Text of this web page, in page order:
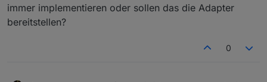
immer implementieren oder sollen das die Adapter
bereitstellen?
0